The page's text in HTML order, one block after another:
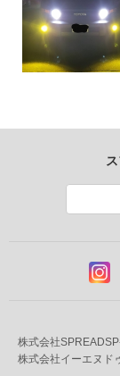
株式会社SPREAD
株式会社イーエヌド